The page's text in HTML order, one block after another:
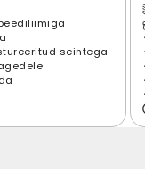
seintega